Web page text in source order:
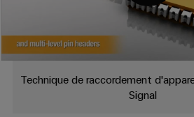
défis
de
construction
Armoire
composants
Systèmes
d'entrée
en
matière
connectivité
Promotions
and
Campaigns
gestion
Orange
Téléchargements
Compléments parfaits
Technique de raccordement
Signal